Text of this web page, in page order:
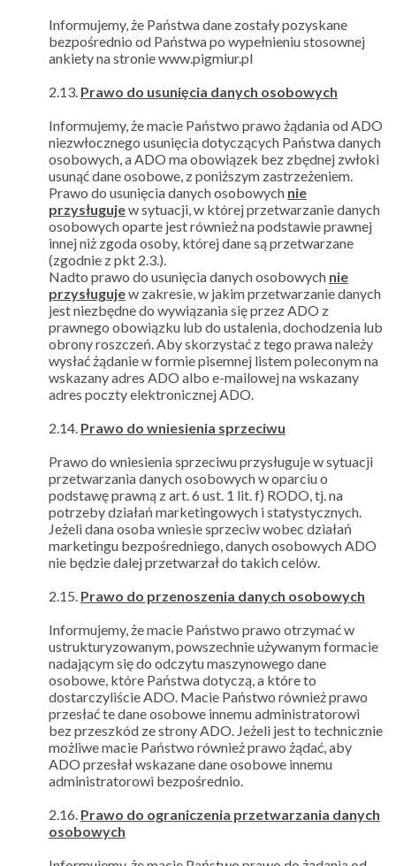
Informujemy, że Państwa dane zostały pozyskane
bezpośrednio od Państwa po wypełnieniu stosownej
ankiety na stronie www.pigmiur.pl
2.13. Prawo do usunięcia danych osobowych
Informujemy, że macie Państwo prawo żądania od ADO
niezwłocznego usunięcia dotyczących Państwa danych
osobowych, a ADO ma obowiązek bez zbędnej zwłoki
usunąć dane osobowe, z poniższym zastrzeżeniem.
Prawo do usunięcia danych osobowych nie
przysługujew sytuacji, w której przetwarzanie danych
osobowych oparte jest również na podstawie prawnej
innej niż zgoda osoby, której dane są przetwarzane
(zgodnie z pkt 2.3.).
Nadto prawo do usunięcia danych osobowych nie
przysługujew zakresie, w jakim przetwarzanie danych
jest niezbędne do wywiązania się przez ADO z
prawnego obowiązku lub do ustalenia, dochodzenia lub
obrony roszczeń. Aby skorzystać z tego prawa należy
wysłać żądanie w formie pisemnej listem poleconym na
wskazany adres ADO albo e-mailowej na wskazany
adres poczty elektronicznej ADO.
2.14. Prawo do wniesienia sprzeciwu
Prawo do wniesienia sprzeciwu przysługuje w sytuacji
przetwarzania danych osobowych w oparciu o
podstawę prawną z art. 6 ust. 1 lit. f) RODO, tj. na
potrzeby działań marketingowych i statystycznych.
Jeżeli dana osoba wniesie sprzeciw wobec działań
marketingu bezpośredniego, danych osobowych ADO
nie będzie dalej przetwarzał do takich celów.
2.15. Prawo do przenoszenia danych osobowych
Informujemy, że macie Państwo prawo otrzymać w
ustrukturyzowanym, powszechnie używanym formacie
nadającym się do odczytu maszynowego dane
osobowe, które Państwa dotyczą, a które to
dostarczyliście ADO. Macie Państwo również prawo
przesłać te dane osobowe innemu administratorowi
bez przeszkód ze strony ADO. Jeżeli jest to technicznie
możliwe macie Państwo również prawo żądać, aby
ADO przesłał wskazane dane osobowe innemu
administratorowi bezpośrednio.
2.16. Prawo do ograniczenia przetwarzania danych
osobowych